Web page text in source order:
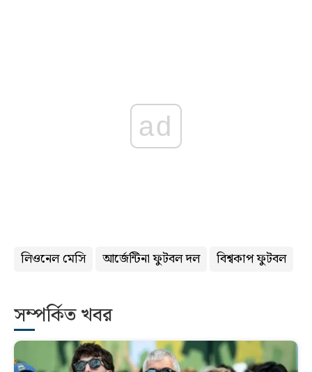
ad
লিওনেল মেসি আর্জেন্টিনা ফুটবল দল বিশ্বকাপ ফুটবল
সম্পর্কিত খবর